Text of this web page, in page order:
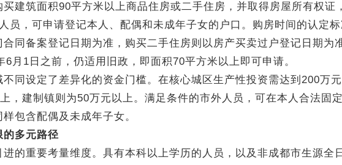
筑面积90平方米以上商品住房或二手住房，并取得房屋所有权证
员，可申请登记本人、配偶和未成年子女的户口。购房时间的认定标
同备案登记日期为准，购买二手住房则以房产买卖过户登记日期为准
1日之前，仍适用旧政，即面积70平方米以上即可申请。
设定了差异化的资金门槛。在核心城区生产性投资需达到200万
，建制镇则为50万元以上。满足条件的市外人员，可在本人合法固
包含配偶及未成年子女。
的多元路径
重要考量维度。具有本科以上学历的人员，以及非成都市生源全